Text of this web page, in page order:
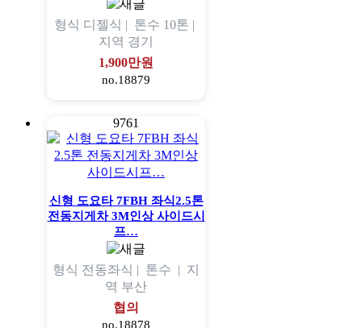
형식 디젤식 | 톤수 10톤 |
지역 경기
1,900만원
no.18879
9761
신형 도요타 7FBH 좌식2.5톤
전동지게차 3M인상 사이드시
프…
형식 전동좌식 | 톤수 | 지
역 부산
협의
no.18878